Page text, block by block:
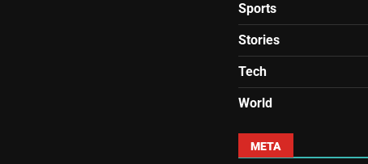
Sports
Stories
Tech
World
META